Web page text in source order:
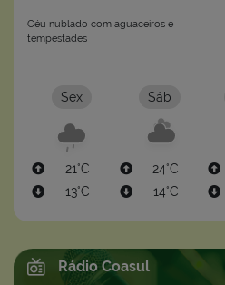
Céu nublado com aguaceiros e
tempestades
Sex
21°C
13°C
Sáb
24°C
14°C
Rádio Coasul